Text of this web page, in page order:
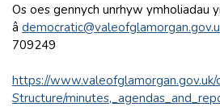
Os oes gennych unrhyw ymholiadau
â
709249
https://www.valeofglamorgan.gov.uk/
Structure/